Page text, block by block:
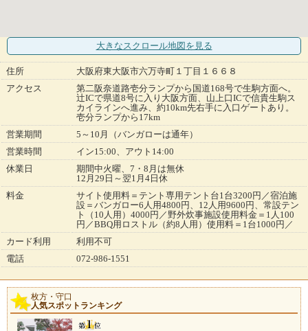
大きなスクロール地図 を見る
住所
大阪府東大阪市六万寺町１丁目１６６８
アクセス
第二阪奈道路壱分ランプから国道168号で生駒方面へ。
辻ICで県道8号に入り大阪方面、山上口ICで信貴生駒ス
カイラインへ進み、約10km先右手に入口ゲートあり。
壱分ランプから17km
営業期間
5～10月（バンガローは通年）
営業時間
イン15:00、アウト14:00
休業日
期間中火曜、7・8月は無休
12月29日～翌1月4日休
料金
サイト使用料＝テント専用テント台1台3200円／宿泊施
設＝バンガロー6人用4800円、12人用9600円、常設テン
ト（10人用）4000円／野外炊事施設使用料金＝1人100
円／BBQ用ロストル（約8人用）使用料＝1台1000円／
カード利用
利用不可
電話
072-986-1551
枚方・守口
人気スポットランキング